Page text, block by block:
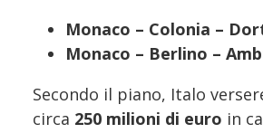
Monaco – Colonia –
Monaco – Berlino –
Secondo il piano, Italo
circa 250 milioni di euro in